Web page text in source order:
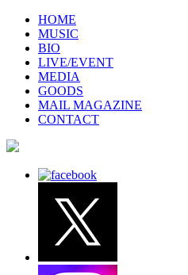
HOME
MUSIC
BIO
LIVE/EVENT
MEDIA
GOODS
MAIL MAGAZINE
CONTACT